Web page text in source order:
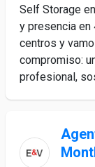
Self Storage
y presencia en
centros y
compromiso:
profesional,